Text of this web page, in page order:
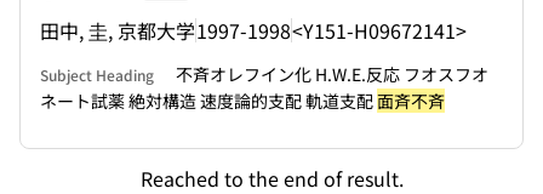
田中, 圭, 京都大学1997-1998<Y151-H09672141>
Subject Heading
不斉オレフイン化 H.W.E.反応 フオスフオ
ネート試薬 絶対構造 速度論的支配 軌道支配面斉不斉
Reached to the end of result.